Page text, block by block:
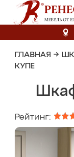
ГЛАВНАЯ →
КУПЕ
Рейтинг: